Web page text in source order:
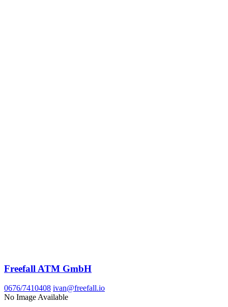
Freefall ATM GmbH
0676/7410408 ivan@freefall.io
No Image Available